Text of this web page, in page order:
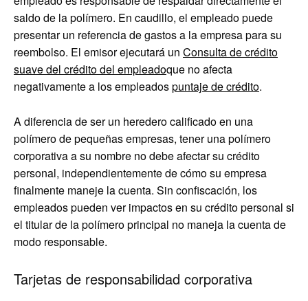
saldo de la polímero. En caudillo, el empleado puede
presentar un referencia de gastos a la empresa para su
reembolso. El emisor ejecutará un Consulta de crédito
suave del crédito del empleadoque no afecta
negativamente a los empleadospuntaje de crédito.
A diferencia de ser un heredero calificado en una
polímero de pequeñas empresas, tener una polímero
corporativa a su nombre no debe afectar su crédito
personal, independientemente de cómo su empresa
finalmente maneje la cuenta. Sin confiscación, los
empleados pueden ver impactos en su crédito personal si
el titular de la polímero principal no maneja la cuenta de
modo responsable.
Tarjetas de responsabilidad corporativa